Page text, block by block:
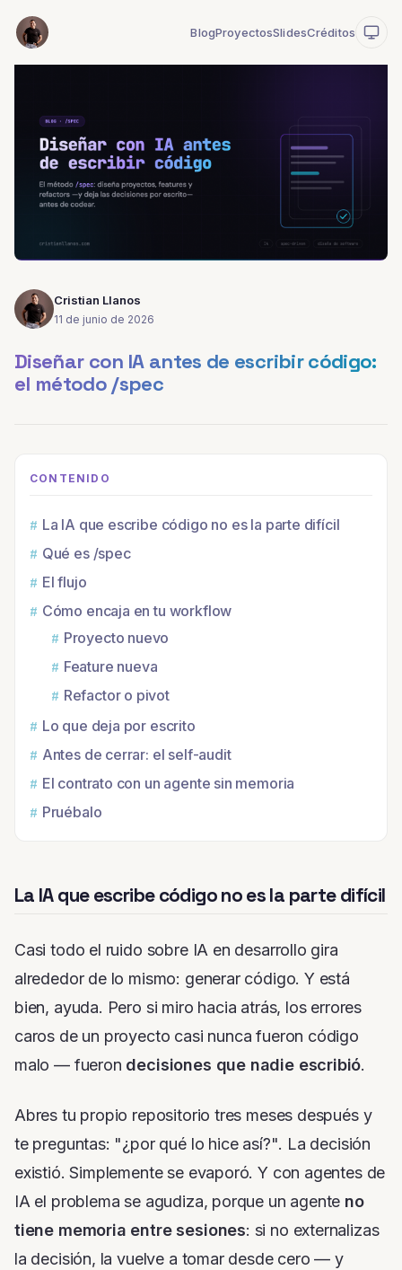
BlogProyectosSlidesCréditos
Cristian Llanos
11 de junio de 2026
Diseñar con IA antes de escribir código:
el método /spec
La IA que escribe código no es la parte difícil
Qué es /spec
El flujo
Cómo encaja en tu workflow
Proyecto nuevo
Feature nueva
Refactor o pivot
Lo que deja por escrito
Antes de cerrar: el self-audit
El contrato con un agente sin memoria
Pruébalo
La IA que escribe código no es la parte difícil
Casi todo el ruido sobre IA en desarrollo gira
alrededor de lo mismo: generar código. Y está
bien, ayuda. Pero si miro hacia atrás, los errores
caros de un proyecto casi nunca fueron código
malo — fueron decisiones que nadie escribió.
Abres tu propio repositorio tres meses después y
te preguntas: "¿por qué lo hice así?". La decisión
existió. Simplemente se evaporó. Y con agentes de
IA el problema se agudiza, porque un agente no
tiene memoria entre sesiones: si no externalizas
la decisión, la vuelve a tomar desde cero — y